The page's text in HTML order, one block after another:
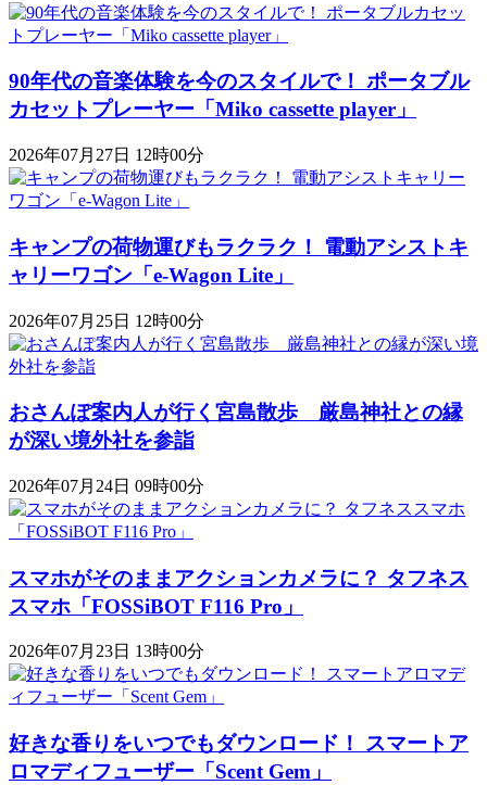
90年代の音楽体験を今のスタイルで！ ポータブル
カセットプレーヤー「Miko cassette player」
2026年07月27日 12時00分
キャンプの荷物運びもラクラク！ 電動アシストキ
ャリーワゴン「​​e-Wagon Lite」
2026年07月25日 12時00分
おさんぽ案内人が行く宮島散歩 厳島神社との縁
が深い境外社を参詣
2026年07月24日 09時00分
スマホがそのままアクションカメラに？ タフネス
スマホ「FOSSiBOT F116 Pro」
2026年07月23日 13時00分
好きな香りをいつでもダウンロード！ スマートア
ロマディフューザー「Scent Gem」